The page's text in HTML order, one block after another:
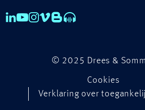
© 2025 Drees &
Cookies
Verklaring over